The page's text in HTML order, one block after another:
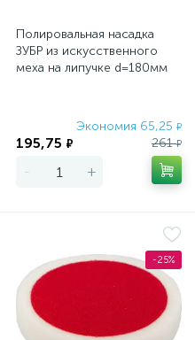
Полировальная насадка
ЗУБР из искусственного
меха на липучке d=180мм
Экономия 65,25 ₽
195,75 ₽ 261₽
- +
-25%